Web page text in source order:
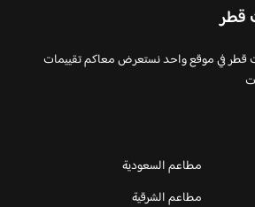
قطر
قطر في موقع واحد نستعرض معاكم تقييمات
مطاعم السعودية
مطاعم الشرقية